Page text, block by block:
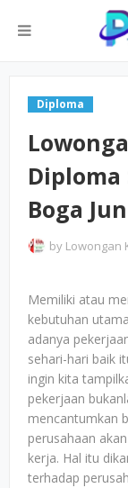
Diploma
Diploma
Boga
by Lowongan
Memiliki atau
kebutuhan
adanya
sehari-hari baik
ingin kita
pekerjaan
mencantumkan
perusahaan
kerja. Hal itu
terhadap